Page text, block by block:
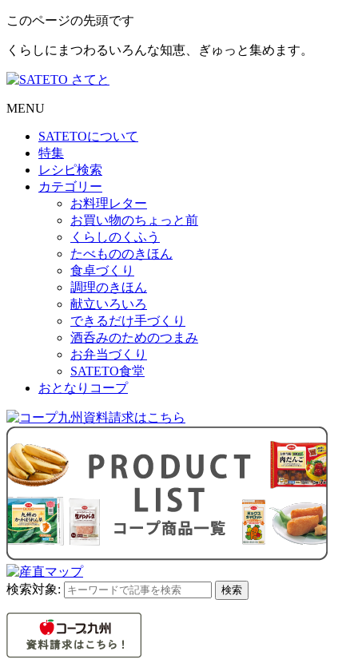
このページの先頭です
くらしにまつわるいろんな知恵、ぎゅっと集めます。
MENU
SATETOについて
特集
レシピ検索
カテゴリー
お料理レター
お買い物のちょっと前
くらしのくふう
たべもののきほん
食卓づくり
調理のきほん
献立いろいろ
できるだけ手づくり
酒呑みのためのつまみ
お弁当づくり
SATETO食堂
おとなりコープ
検索対象: 検索